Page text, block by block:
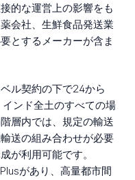
的な運営上の影響をも
会社、生鮮食品発送業
とするメーカーが含ま
ル契約の下で24から
ンド全土のすべての場
層内では、規定の輸送
送の組み合わせが必要
が利用可能です。
があり、高量都市間